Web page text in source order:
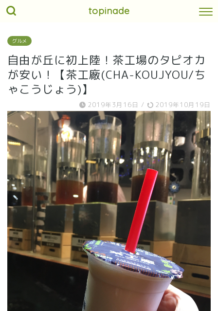
topinade
グルメ
自由が丘に初上陸！茶工場のタピオカ
が安い！【茶工廠(CHA-KOUJYOU/ち
ゃこうじょう)】
2019年3月16日 / 2019年10月19日